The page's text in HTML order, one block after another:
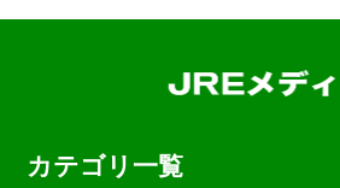
カテゴリ一覧